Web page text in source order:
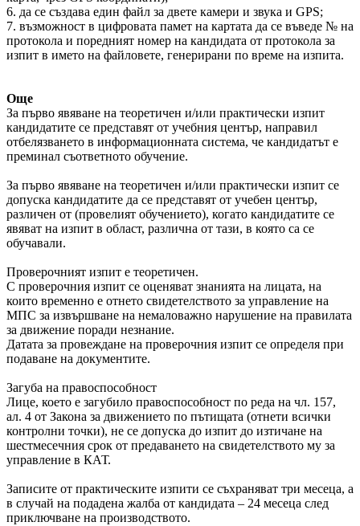
6. да се създава един файл за двете камери и звука и GPS;
7. възможност в цифровата памет на картата да се въведе № на
протокола и поредният номер на кандидата от протокола за
изпит в името на файловете, генерирани по време на изпита.
Още
За първо явяване на теоретичен и/или практически изпит
кандидатите се представят от учебния център, направил
отбелязването в информационната система, че кандидатът е
преминал съответното обучение.
За първо явяване на теоретичен и/или практически изпит се
допуска кандидатите да се представят от учебен център,
различен от (провелият обучението), когато кандидатите се
явяват на изпит в област, различна от тази, в която са се
обучавали.
Проверочният изпит е теоретичен.
С проверочния изпит се оценяват знанията на лицата, на
които временно е отнето свидетелството за управление на
МПС за извършване на немаловажно нарушение на правилата
за движение поради незнание.
Датата за провеждане на проверочния изпит се определя при
подаване на документите.
Загуба на правоспособност
Лице, което е загубило правоспособност по реда на чл. 157,
ал. 4 от Закона за движението по пътищата (отнети всички
контролни точки), не се допуска до изпит до изтичане на
шестмесечния срок от предаването на свидетелството му за
управление в КАТ.
Записите от практическите изпити се съхраняват три месеца, а
в случай на подадена жалба от кандидата – 24 месеца след
приключване на производството.